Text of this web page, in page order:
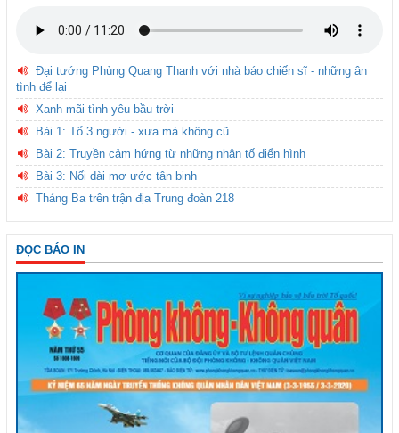
Đại tướng Phùng Quang Thanh với nhà báo chiến sĩ - những ân
tình để lại
Xanh mãi tình yêu bầu trời
Bài 1: Tổ 3 người - xưa mà không cũ
Bài 2: Truyền cảm hứng từ những nhân tố điển hình
Bài 3: Nối dài mơ ước tân binh
Tháng Ba trên trận địa Trung đoàn 218
ĐỌC BÁO IN